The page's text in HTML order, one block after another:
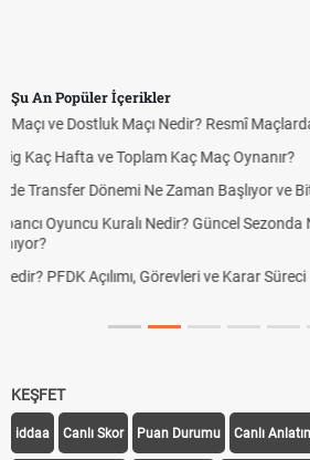
Şu An Popüler İçerikler
Puan Durumunda AG, OM ve Diğer
Skor Ne Demek? Sporda Skor ve Sonuç
Futbol Nasıl Oynanır? Temel Futbol
Deplasman Golü Kuralı Nedir? Hangi
Uygulanıyor?
DGS Sonuçları Ne Zaman Açıklanacak
KEŞFET
iddaa Canlı Skor Puan Durumu Canlı